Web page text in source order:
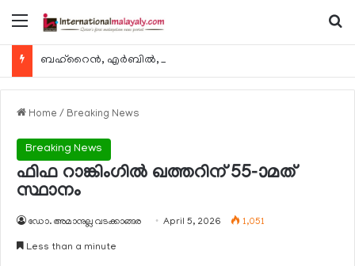
Menu
Home / Breaking News
Breaking News
ഫിഫ റാങ്കിംഗില്‍ ഖത്തറിന് 55-ാമത്
സ്ഥാനം
ഡോ. അമാനുല്ല വടക്കാങ്ങര April 5, 2026 1,051
Less than a minute